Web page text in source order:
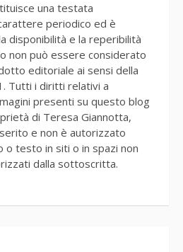
una testata
periodico ed è
disponibilità e la reperibilità
non può essere considerato
editoriale ai sensi della
Tutti i diritti relativi a
presenti su questo blog
di Teresa Giannotta,
e non è autorizzato
o testo in siti o in spazi non
dalla sottoscritta.